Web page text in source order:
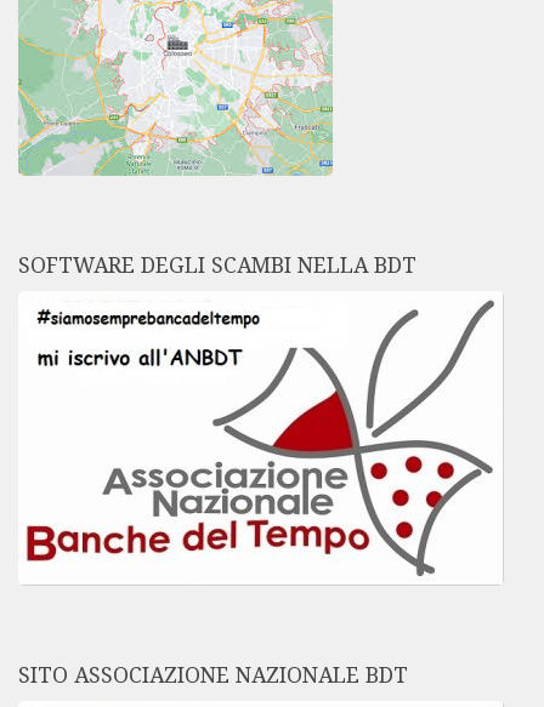
SOFTWARE DEGLI SCAMBI NELLA BDT
SITO ASSOCIAZIONE NAZIONALE BDT